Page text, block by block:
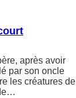
après avoir
par son oncle
les créatures de